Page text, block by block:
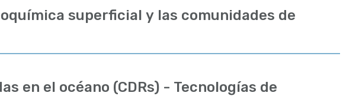
superficial y las comunidades de
en el océano (CDRs) - Tecnologías de